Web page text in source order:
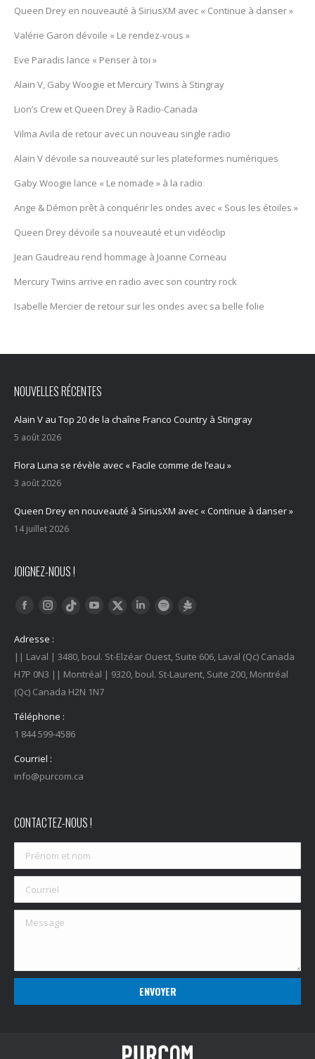
Queen Drey en nouveauté à SiriusXM avec « Continue à danser »
Valérie Garon dévoile « Le rendez-vous »
Eve Paradis lance « Penser à toi »
Alain V, Gaby Woogie et Mercury Twïns à Stingray
Lion’s Crew et Queen Drey à Radio-Canada
Vilma Avila de retour avec un nouveau single radio
Alain V dévoile sa nouveauté sur les plateformes numériques
Gaby Woogie lance « Le nomade » à la radio
Ange & Démon prêt à conquérir les ondes avec « Sous les étoiles »
Queen Drey dévoile sa nouveauté et un vidéoclip
Jean Gaudreau rend hommage à Joanne Corneau
Mercury Twïns arrive en radio avec son country rock
Isabelle Mercier de retour sur les ondes avec sa belle folie
NOUVELLES RÉCENTES
Alain V au Top 20 de la chaîne Franco Country à Stingray
5 août 2026
Flora Luna se révèle avec « Facile comme de l’eau »
3 août 2026
Queen Drey en nouveauté à SiriusXM avec « Continue à danser »
14 juillet 2026
JOIGNEZ-NOUS !
Trouvez nous sur :
FacebookInstagram
Tiktok YouTubeTwitter LinkedInSpotify
Adresse :
|| Laval | 3480, boul. St-Elzéar Ouest, Suite 606, Laval (Qc) Canada
H7P 0N3 || Montréal | 9320, boul. St-Laurent, Suite 200, Montréal
(Qc) Canada H2N 1N7
Téléphone :
1 844 599-4586
Courriel :
info@purcom.ca
CONTACTEZ-NOUS !